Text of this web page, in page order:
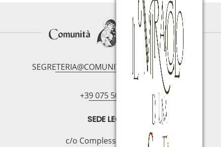
SEGRETERIA@COMUNITAMAGNIFICAT.ORG
+39 075 5094797
SEDE LEGALE
c/o Complesso S.Manno